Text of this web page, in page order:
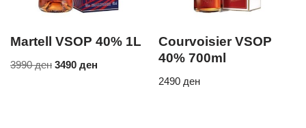
Martell VSOP 40% 1L
3990ден 3490 ден
Courvoisier VSOP
40% 700ml
2490 ден